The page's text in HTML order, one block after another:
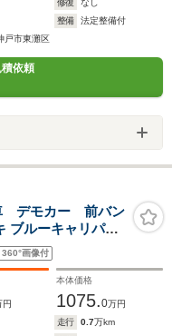
修復
なし
整備
法定整備付
戸市東灘区
依頼
デモカー 前バン
ブルーキャリパー
キ
ィスプレイ プラ
360°画像付
円
本体価格
1075.0万円
走行 0.7万km